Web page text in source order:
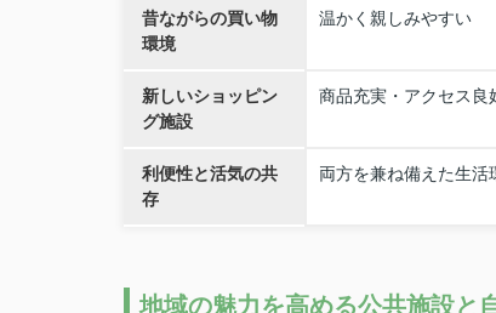
昔ながらの買い物
環境
温かく親しみやすい
新しいショッピン
グ施設
商品充実・アクセス良
利便性と活気の共
存
両方を兼ね備えた生活
地域の魅力を高める公共施設と